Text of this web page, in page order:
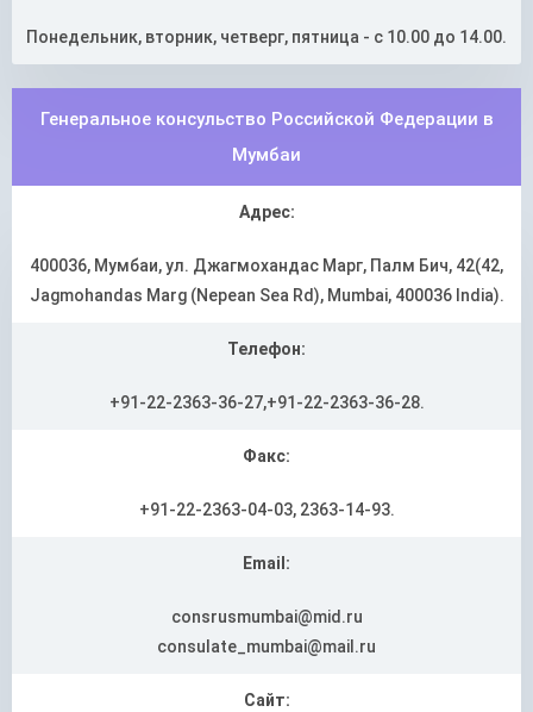
Понедельник, вторник, четверг, пятница - с 10.00 до 14.00.
Генеральное консульство Российской Федерации в
Мумбаи
Адрес:
400036, Мумбаи, ул. Джагмохандас Марг, Палм Бич, 42(42,
Jagmohandas Marg (Nepean Sea Rd), Mumbai, 400036 India).
Телефон:
+91-22-2363-36-27,+91-22-2363-36-28.
Факс:
+91-22-2363-04-03, 2363-14-93.
Email:
consrusmumbai@mid.ru
consulate_mumbai@mail.ru
Сайт: